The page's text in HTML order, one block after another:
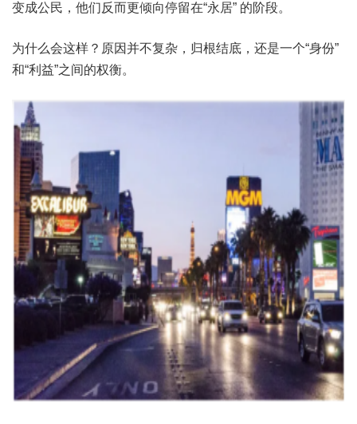
变成公民，他们反而更倾向停留在“永居” 的阶段。
为什么会这样？原因并不复杂，归根结底，还是一个“身份”
和“利益”之间的权衡。